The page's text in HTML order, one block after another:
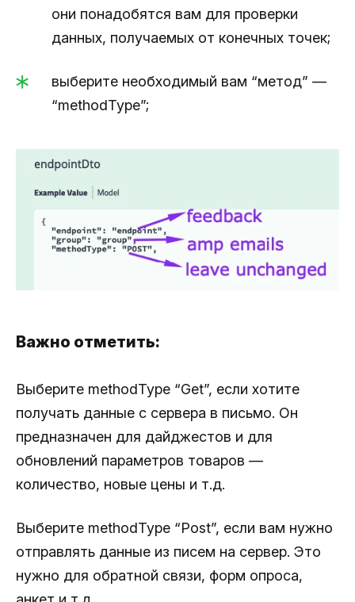
они понадобятся вам для проверки
данных, получаемых от конечных точек;
выберите необходимый вам “метод” —
“methodType”;
Важно отметить:
Выберите methodType “Get”, если хотите
получать данные с сервера в письмо. Он
предназначен для дайджестов и для
обновлений параметров товаров —
количество, новые цены и т.д.
Выберите methodType “Post”, если вам нужно
отправлять данные из писем на сервер. Это
нужно для обратной связи, форм опроса,